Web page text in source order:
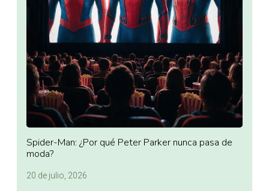
Spider-Man: ¿Por qué Peter Parker nunca pasa de
moda?
20 de julio, 2026